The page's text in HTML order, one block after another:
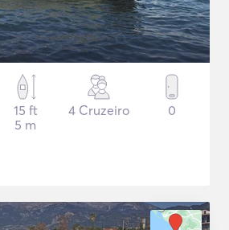
15 ft
5 m
4 Cruzeiro 0